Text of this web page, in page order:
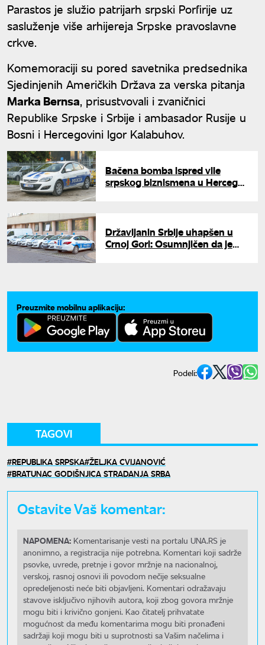
Parastos je služio patrijarh srpski Porfirije uz
sasluženje više arhijereja Srpske pravoslavne
crkve.
Komemoraciji su pored savetnika predsednika
Sjedinjenih Američkih Država za verska pitanja
Marka Bernsa, prisustvovali i zvaničnici
Republike Srpske i Srbije i ambasador Rusije u
Bosni i Hercegovini Igor Kalabuhov.
Bačena bomba ispred vile
srpskog biznismena u Herceg
Državljanin Srbije uhapšen u
Crnoj Gori: Osumnjičen da je
Preuzmite mobilnu aplikaciju:
Podeli:
TAGOVI
REPUBLIKA SRPSKA ŽELJKA CVIJANOVIĆ
BRATUNAC GODIŠNJICA STRADANJA SRBA
Ostavite Vaš komentar:
NAPOMENA: Komentarisanje vesti na portalu UNA.RS je
anonimno, a registracija nije potrebna. Komentari koji sadrže
psovke, uvrede, pretnje i govor mržnje na nacionalnoj,
verskoj, rasnoj osnovi ili povodom nečije seksualne
opredeljenosti neće biti objavljeni. Komentari odražavaju
stavove isključivo njihovih autora, koji zbog govora mržnje
mogu biti i krivično gonjeni. Kao čitatelj prihvatate
mogućnost da među komentarima mogu biti pronađeni
sadržaji koji mogu biti u suprotnosti sa Vašim načelima i